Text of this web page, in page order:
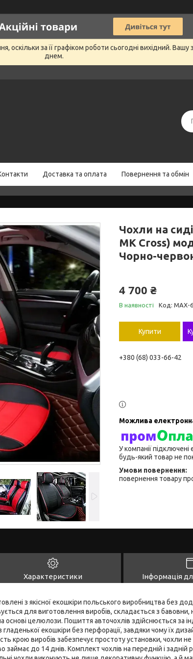
за її графіком роботи сьогодні вихідний.
днем.
Доставка та оплата Повернення та обмін
Чохли на
MK Cross)
Чорно-
4 700 ₴
В наявності Код: MAX-
Купити
+380 (68) 033-66-42
У компанії
будь-який товар не
повернення товару
Характеристики Інформація
з якісної екошкіри польського виробництва без
для виготовлення виробів, складається з бавовни,
основі целюлози. Пошиття авточохлів здійснюється за
екошкіри без перфорації, завдяки чому їх
крою виробів забезпечує простоту установки, чохли
займає до 14 днів. Комплект чохлів на передній і задній